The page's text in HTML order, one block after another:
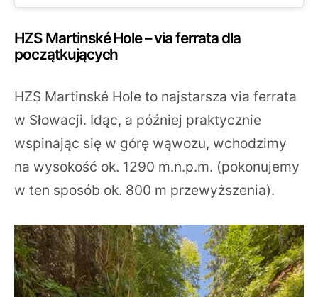
HZS Martinské Hole – via ferrata dla
początkujących
HZS Martinské Hole to najstarsza via ferrata
w Słowacji. Idąc, a później praktycznie
wspinając się w górę wąwozu, wchodzimy
na wysokość ok. 1290 m.n.p.m. (pokonujemy
w ten sposób ok. 800 m przewyższenia).